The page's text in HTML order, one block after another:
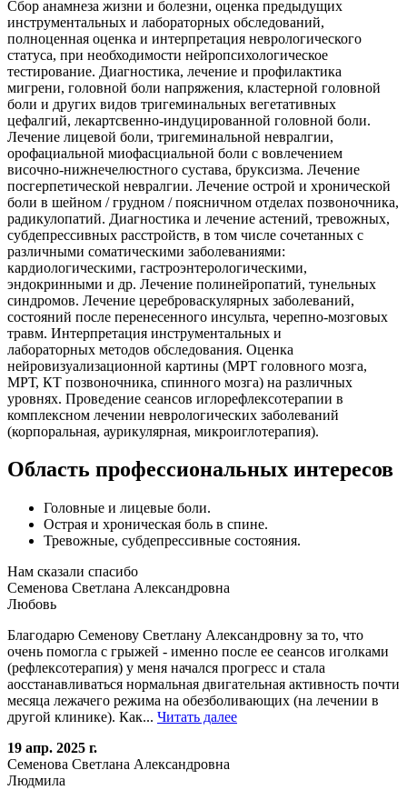
Сбор анамнеза жизни и болезни, оценка предыдущих
инструментальных и лабораторных обследований,
полноценная оценка и интерпретация неврологического
статуса, при необходимости нейропсихологическое
тестирование. Диагностика, лечение и профилактика
мигрени, головной боли напряжения, кластерной головной
боли и других видов тригеминальных вегетативных
цефалгий, лекартсвенно-индуцированной головной боли.
Лечение лицевой боли, тригеминальной невралгии,
орофациальной миофасциальной боли с вовлечением
височно-нижнечелюстного сустава, бруксизма. Лечение
посгерпетической невралгии. Лечение острой и хронической
боли в шейном / грудном / поясничном отделах позвоночника,
радикулопатий. Диагностика и лечение астений, тревожных,
субдепрессивных расстройств, в том числе сочетанных с
различными соматическими заболеваниями:
кардиологическими, гастроэнтерологическими,
эндокринными и др. Лечение полинейропатий, тунельных
синдромов. Лечение цереброваскулярных заболеваний,
состояний после перенесенного инсульта, черепно-мозговых
травм. Интерпретация инструментальных и
лабораторных методов обследования. Оценка
нейровизуализационной картины (МРТ головного мозга,
МРТ, КТ позвоночника, спинного мозга) на различных
уровнях. Проведение сеансов иглорефлексотерапии в
комплексном лечении неврологических заболеваний
(корпоральная, аурикулярная, микроиглотерапия).
Область профессиональных интересов
Головные и лицевые боли.
Острая и хроническая боль в спине.
Тревожные, субдепрессивные состояния.
Нам сказали спасибо
Семенова Светлана Александровна
Любовь
Благодарю Семенову Светлану Александровну за то, что
очень помогла с грыжей - именно после ее сеансов иголками
(рефлексотерапия) у меня начался прогресс и стала
аосстанавливаться нормальная двигательная активность почти
месяца лежачего режима на обезболивающих (на лечении в
другой клинике). Как... Читать далее
19 апр. 2025 г.
Семенова Светлана Александровна
Людмила